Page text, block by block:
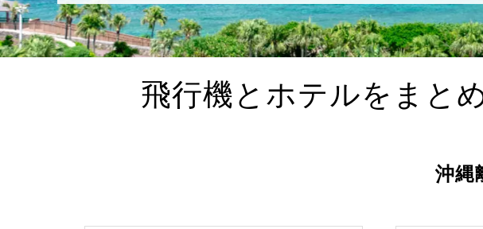
飛行機とホテルをまと
沖縄